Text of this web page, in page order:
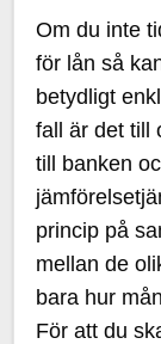
Om du inte
för lån så
betydligt
fall är det till
till banken
princip på
mellan de
bara hur
För att du